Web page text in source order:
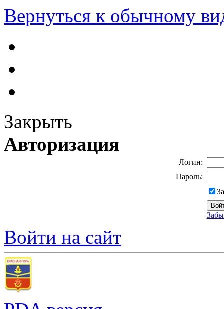
Вернуться к обычному
Закрыть
Авторизация
Логин:
Пароль:
Войти на сайт